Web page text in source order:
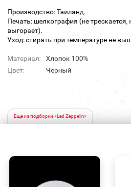
Производство: Таиланд.
Печать: шелкография (не трескается,
выгорает).
Уход: стирать при температуре не
Материал:
Хлопок 100%
Цвет:
Черный
Еще из подборки «Led Zeppelin»